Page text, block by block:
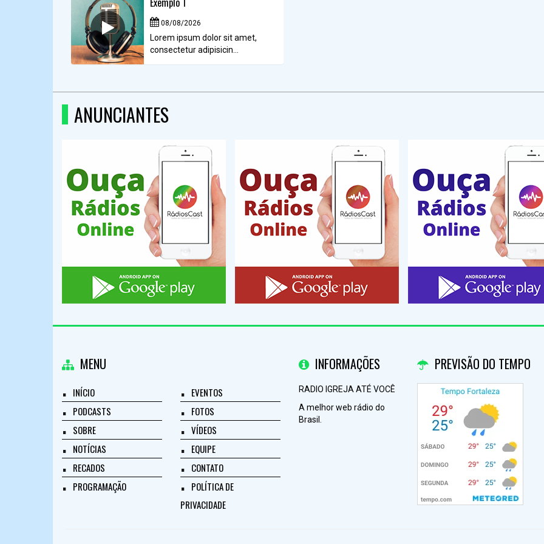
08/08/2026
Lorem ipsum dolor sit amet,
consectetur adipisicin...
ANUNCIANTES
MENU
INÍCIO
PODCASTS
SOBRE
NOTÍCIAS
RECADOS
PROGRAMAÇÃO
EVENTOS
FOTOS
VÍDEOS
EQUIPE
CONTATO
POLÍTICA DE
PRIVACIDADE
INFORMAÇÕES
RADIO IGREJA ATÉ VOCÊ
A melhor web rádio do
Brasil.
PREVISÃO DO TEMPO